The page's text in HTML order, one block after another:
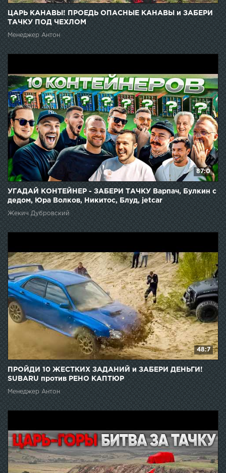
ЦАРЬ КАНАВЫ! ПРОЕДЬ ОПАСНЫЕ КАНАВЫ и ЗАБЕРИ
ТАЧКУ ПОД ЧЕХЛОМ
Менеджер Антон
87:0
УГАДАЙ КОНТЕЙНЕР - ЗАБЕРИ ТАЧКУ Варпач, Булкин с
дедом, Юра Волков, Никитос, Блуд, jetcar
Жекич Дубровский
48:7
ПРОЙДИ 10 ЖЕСТКИХ ЗАДАНИЙ и ЗАБЕРИ ДЕНЬГИ!
SUBARU против РЕНО КАПТЮР
Менеджер Антон